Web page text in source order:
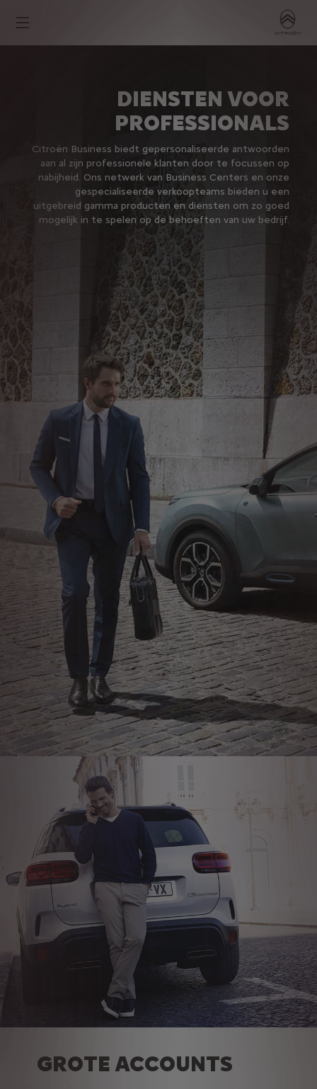
DIENSTEN VOOR
PROFESSIONALS
Citroën Business biedt gepersonaliseerde antwoorden
aan al zijn professionele klanten door te focussen op
nabijheid. Ons netwerk van Business Centers en onze
gespecialiseerde verkoopteams bieden u een
uitgebreid gamma producten en diensten om zo goed
mogelijk in te spelen op de behoeften van uw bedrijf.
GROTE ACCOUNTS